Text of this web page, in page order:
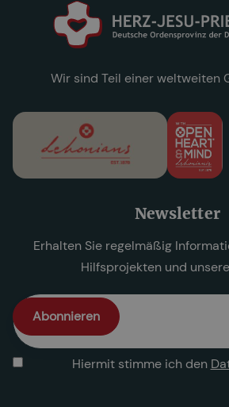
Wir sind Teil einer weltweiten
Newsletter
Erhalten Sie regelmäßig
Hilfsprojekten und
Hiermit stimme ich den